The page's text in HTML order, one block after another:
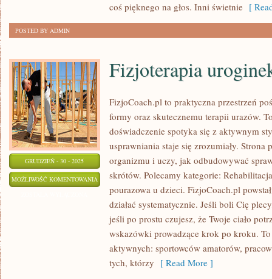
coś pięknego na głos. Inni świetnie [
POSTED BY ADMIN
GRUDZIEŃ - 30 - 2025
MOŻLIWOŚĆ KOMENTOWANIA FIZJOTERAPIA
UROGINEKOLOGICZNA
Fizjoterapia
FizjoCoach.pl to praktyczna przestrzeń
formy oraz skutecznemu terapii urazów.
doświadczenie spotyka się z aktywnym
usprawniania staje się zrozumiały. Strona
organizmu i uczy, jak odbudowywać
skrótów. Polecamy kategorie:
pourazowa u dzieci. FizjoCoach.pl
działać systematycznie. Jeśli boli Cię
jeśli po prostu czujesz, że Twoje ciało
wskazówki prowadzące krok po kroku.
aktywnych: sportowców amatorów,
tych, którzy [ Read More ]